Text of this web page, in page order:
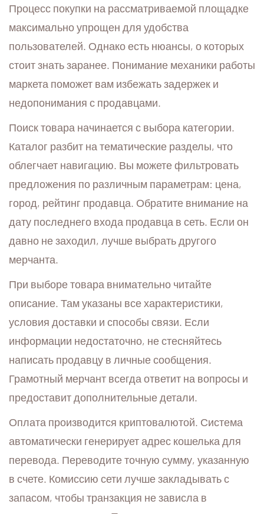
Процесс покупки на рассматриваемой площадке
максимально упрощен для удобства
пользователей. Однако есть нюансы, о которых
стоит знать заранее. Понимание механики работы
маркета поможет вам избежать задержек и
недопонимания с продавцами.
Поиск товара начинается с выбора категории.
Каталог разбит на тематические разделы, что
облегчает навигацию. Вы можете фильтровать
предложения по различным параметрам: цена,
город, рейтинг продавца. Обратите внимание на
дату последнего входа продавца в сеть. Если он
давно не заходил, лучше выбрать другого
мерчанта.
При выборе товара внимательно читайте
описание. Там указаны все характеристики,
условия доставки и способы связи. Если
информации недостаточно, не стесняйтесь
написать продавцу в личные сообщения.
Грамотный мерчант всегда ответит на вопросы и
предоставит дополнительные детали.
Оплата производится криптовалютой. Система
автоматически генерирует адрес кошелька для
перевода. Переводите точную сумму, указанную
в счете. Комиссию сети лучше закладывать с
запасом, чтобы транзакция не зависла в